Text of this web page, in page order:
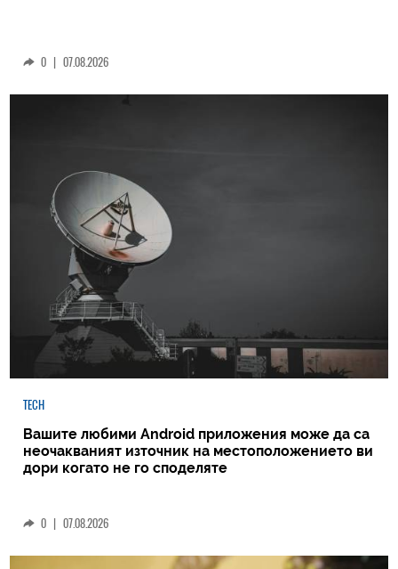
0 | 07.08.2026
TECH
Вашите любими Android приложения може да са
неочакваният източник на местоположението ви
дори когато не го споделяте
0 | 07.08.2026